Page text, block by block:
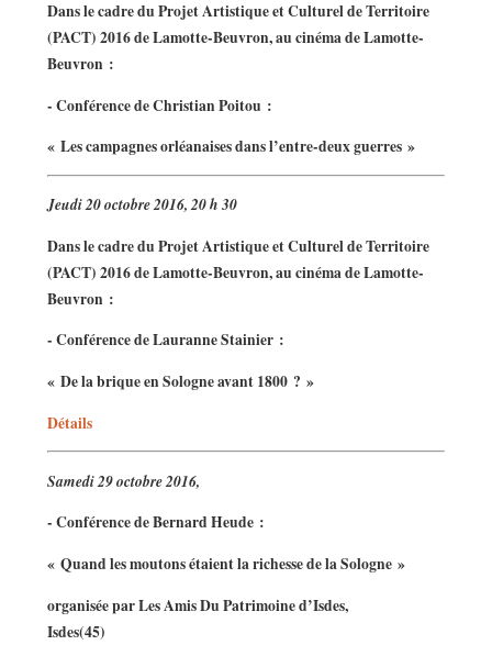
Dans le cadre du Projet Artistique et Culturel de Territoire
(PACT) 2016 de Lamotte-Beuvron, au cinéma de Lamotte-
Beuvron :
- Conférence de Christian Poitou :
« Les campagnes orléanaises dans l’entre-deux guerres »
Jeudi 20 octobre 2016, 20 h 30
Dans le cadre du Projet Artistique et Culturel de Territoire
(PACT) 2016 de Lamotte-Beuvron, au cinéma de Lamotte-
Beuvron :
- Conférence de Lauranne Stainier :
« De la brique en Sologne avant 1800 ? »
Détails
Samedi 29 octobre 2016,
- Conférence de Bernard Heude :
« Quand les moutons étaient la richesse de la Sologne »
organisée par Les Amis Du Patrimoine d’Isdes,
Isdes(45)